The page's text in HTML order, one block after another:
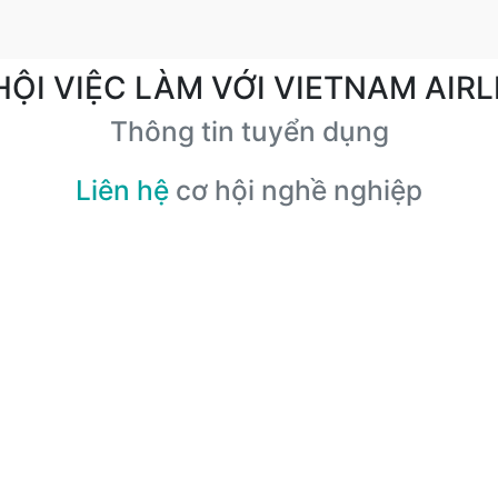
VIỆC LÀM VỚI VIETNAM
Thông tin tuyển dụng
Liên hệ cơ hội nghề nghiệp